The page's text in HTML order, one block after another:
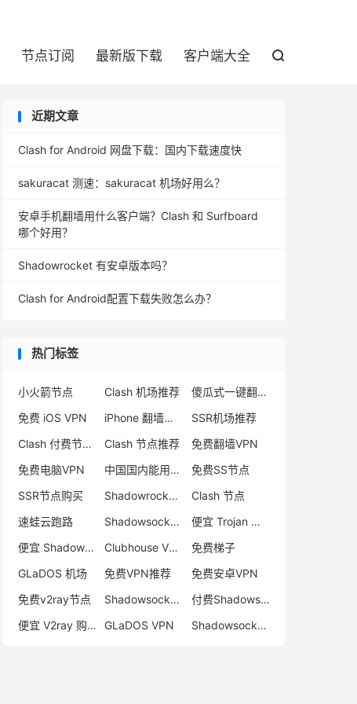
节点订阅 最新版下载 客户端大全 
近期文章
Clash for Android 网盘下载：国内下载速度快
sakuracat 测速：sakuracat 机场好用么？
安卓手机翻墙用什么客户端？Clash 和 Surfboard
哪个好用？
Shadowrocket 有安卓版本吗？
Clash for Android配置下载失败怎么办？
热门标签
小火箭节点 Clash 机场推荐
傻瓜式一键翻墙VPN客户端
免费 iOS VPN
iPhone 翻墙代理软件
SSR机场推荐
Clash 付费节点购买
Clash 节点推荐
免费翻墙VPN
免费电脑VPN
中国国内能用的翻墙VPN推荐
免费SS节点
SSR节点购买
Shadowrocket 地址
Clash 节点
速蛙云跑路
Shadowsocks 付费节点
便宜 Trojan 购买
便宜 Shadowsocks 购买
Clubhouse VPN
免费梯子
GLaDOS 机场
免费VPN推荐
免费安卓VPN
免费v2ray节点
Shadowsocks 服务器
付费Shadowsocks推荐
便宜 V2ray 购买
GLaDOS VPN Shadowsocks 节点哪里买